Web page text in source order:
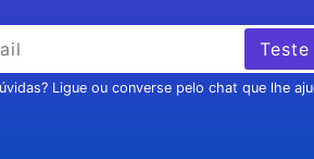
Ligue ou converse pelo chat que lhe